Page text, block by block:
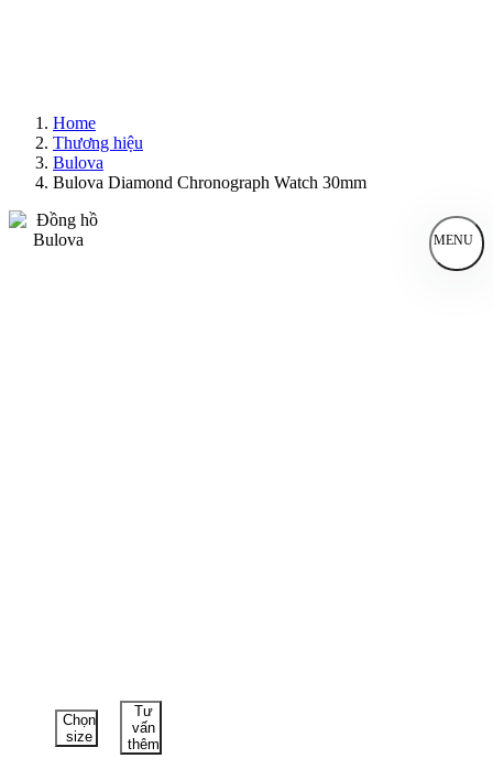
Home
Thương hiệu
Bulova
Bulova Diamond Chronograph Watch 30mm
MENU
Chọn
size
Tư
vấn
thêm